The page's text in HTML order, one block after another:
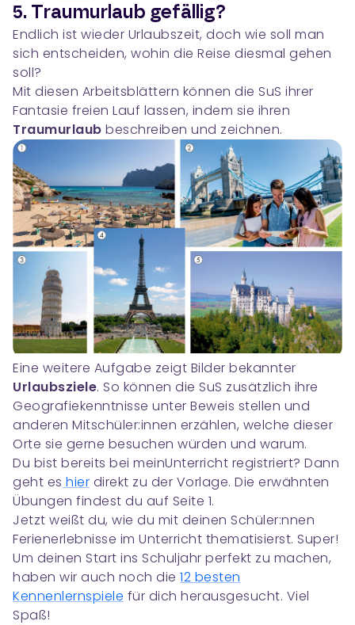
5. Traumurlaub gefällig?
Endlich ist wieder Urlaubszeit, doch wie soll man
sich entscheiden, wohin die Reise diesmal gehen
soll?
Mit diesen Arbeitsblättern können die SuS ihrer
Fantasie freien Lauf lassen, indem sie ihren
Traumurlaub beschreiben und zeichnen.
Eine weitere Aufgabe zeigt Bilder bekannter
Urlaubsziele. So können die SuS zusätzlich ihre
Geografiekenntnisse unter Beweis stellen und
anderen Mitschüler:innen erzählen, welche dieser
Orte sie gerne besuchen würden und warum.
Du bist bereits bei meinUnterricht registriert? Dann
geht es hier direkt zu der Vorlage. Die erwähnten
Übungen findest du auf Seite 1.
Jetzt weißt du, wie du mit deinen Schüler:nnen
Ferienerlebnisse im Unterricht thematisierst. Super!
Um deinen Start ins Schuljahr perfekt zu machen,
haben wir auch noch die 12 besten
Kennenlernspiele für dich herausgesucht. Viel
Spaß!